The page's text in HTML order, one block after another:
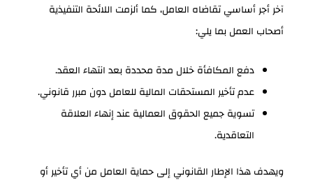
آخر أجر أساسي تقاضاه العامل، كما ألزمت اللائحة التنفيذية
أصحاب العمل بما يلي:
دفع المكافأة خلال مدة محددة بعد انتهاء العقد.
عدم تأخير المستحقات المالية للعامل دون مبرر قانوني.
تسوية جميع الحقوق العمالية عند إنهاء العلاقة
التعاقدية.
ويهدف هذا الإطار القانوني إلى حماية العامل من أي تأخير أو